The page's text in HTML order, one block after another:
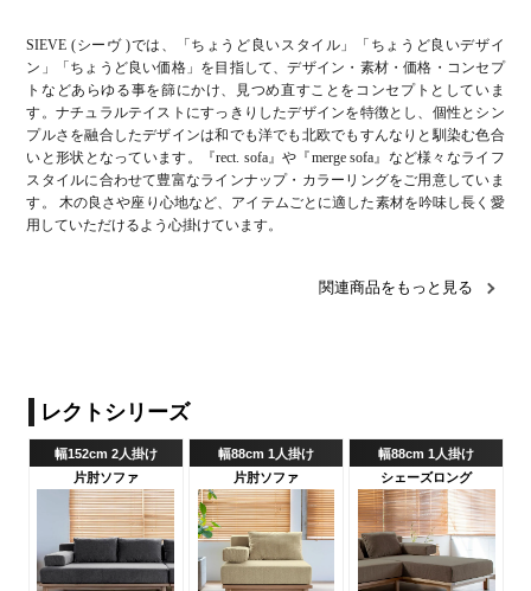
SIEVE (シーヴ )では、「ちょうど良いスタイル」「ちょうど良いデザイ
ン」「ちょうど良い価格」を目指して、デザイン・素材・価格・コンセプ
トなどあらゆる事を篩にかけ、見つめ直すことをコンセプトとしていま
す。ナチュラルテイストにすっきりしたデザインを特徴とし、個性とシン
プルさを融合したデザインは和でも洋でも北欧でもすんなりと馴染む色合
いと形状となっています。『rect. sofa』や『merge sofa』など様々なライフ
スタイルに合わせて豊富なラインナップ・カラーリングをご用意していま
す。 木の良さや座り心地など、アイテムごとに適した素材を吟味し長く愛
用していただけるよう心掛けています。
関連商品をもっと見る